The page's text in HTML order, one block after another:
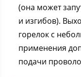
(она может
и изгибов).
горелок с
применения
подачи